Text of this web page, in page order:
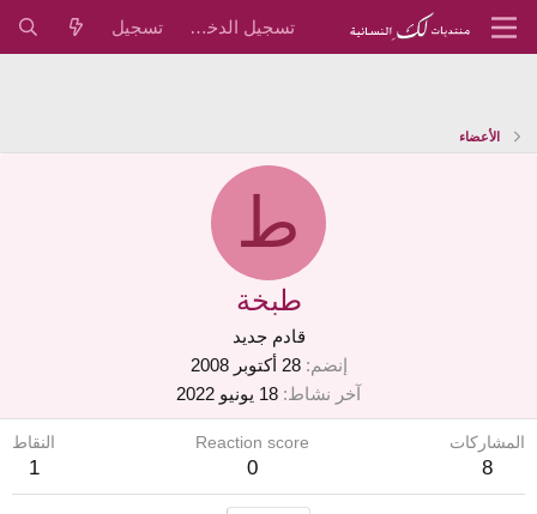
تسجيل الدخول تسجيل
الأعضاء
ط
طبخة
قادم جديد
إنضم
28 أكتوبر 2008
آخر نشاط 18 يونيو 2022
المشاركات
8
Reaction score
0
النقاط
1